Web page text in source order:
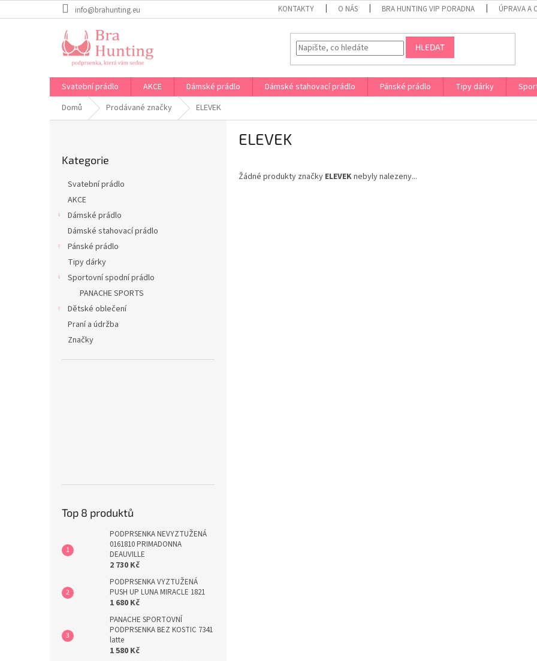
na
info@brahunting.eu KONTAKTY O NÁS BRA HUNTING VIP PORADNA ÚPRAVA A
HLEDAT
Svatební prádlo AKCE Dámské prádlo Dámské stahovací prádlo Pánské prádlo Tipy dárky
Domů
Prodávané značky ELEVEK
kategorie
Kategorie
Svatební prádlo
AKCE
Dámské prádlo
Dámské stahovací prádlo
Pánské prádlo
Tipy dárky
Sportovní spodní prádlo
PANACHE SPORTS
Dětské oblečení
Praní a údržba
Značky
Top 8 produktů
PODPRSENKA NEVYZTUŽENÁ
0161810 PRIMADONNA
DEAUVILLE
2 730 Kč
PODPRSENKA VYZTUŽENÁ
PUSH UP LUNA MIRACLE 1821
1 680 Kč
PANACHE SPORTOVNÍ
PODPRSENKA BEZ KOSTIC 7341
latte
1 580 Kč
ELEVEK
Žádné produkty značky ELEVEKnebyly nalezeny...